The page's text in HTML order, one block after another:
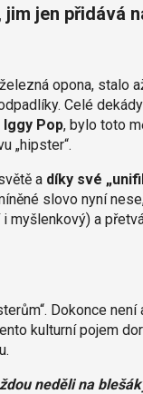
jen přidává
opona, stalo
Celé
Pop, bylo toto
„hipster“.
a díky své
slovo nyní
myšlenkový) a
Dokonce
kulturní pojem
neděli na